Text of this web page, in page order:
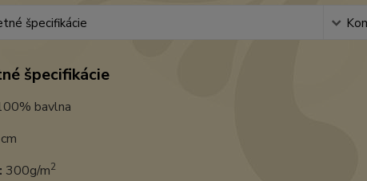
špecifikácie
špecifikácie
bavlna
300g/m2